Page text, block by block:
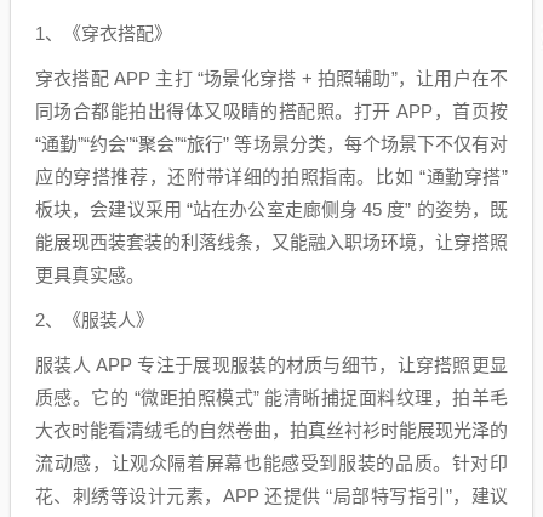
1、《穿衣搭配》
穿衣搭配 APP 主打 “场景化穿搭 + 拍照辅助”，让用户在不
同场合都能拍出得体又吸睛的搭配照。打开 APP，首页按
“通勤”“约会”“聚会”“旅行” 等场景分类，每个场景下不仅有对
应的穿搭推荐，还附带详细的拍照指南。比如 “通勤穿搭”
板块，会建议采用 “站在办公室走廊侧身 45 度” 的姿势，既
能展现西装套装的利落线条，又能融入职场环境，让穿搭照
更具真实感。
2、《服装人》
服装人 APP 专注于展现服装的材质与细节，让穿搭照更显
质感。它的 “微距拍照模式” 能清晰捕捉面料纹理，拍羊毛
大衣时能看清绒毛的自然卷曲，拍真丝衬衫时能展现光泽的
流动感，让观众隔着屏幕也能感受到服装的品质。针对印
花、刺绣等设计元素，APP 还提供 “局部特写指引”，建议